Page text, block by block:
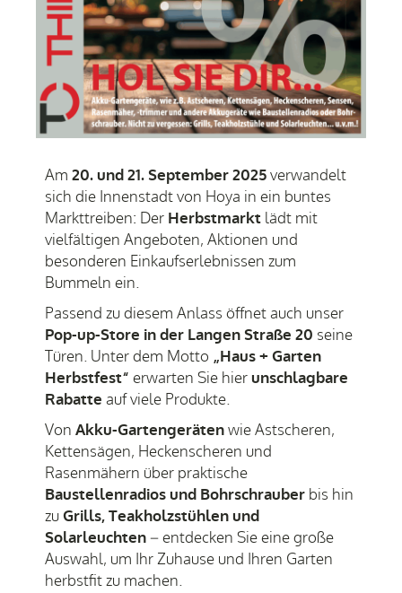
Am 20. und 21. September 2025verwandelt
sich die Innenstadt von Hoya in ein buntes
Markttreiben: Der Herbstmarkt lädt mit
vielfältigen Angeboten, Aktionen und
besonderen Einkaufserlebnissen zum
Bummeln ein.
Passend zu diesem Anlass öffnet auch unser
Pop-up-Store in der Langen Straße 20 seine
Türen. Unter dem Motto „Haus + Garten
Herbstfest“ erwarten Sie hierunschlagbare
Rabatte auf viele Produkte.
Von Akku-Gartengerätenwie Astscheren,
Kettensägen, Heckenscheren und
Rasenmähern über praktische
Baustellenradios und Bohrschrauber bis hin
zuGrills, Teakholzstühlen und
Solarleuchten– entdecken Sie eine große
Auswahl, um Ihr Zuhause und Ihren Garten
herbstfit zu machen.